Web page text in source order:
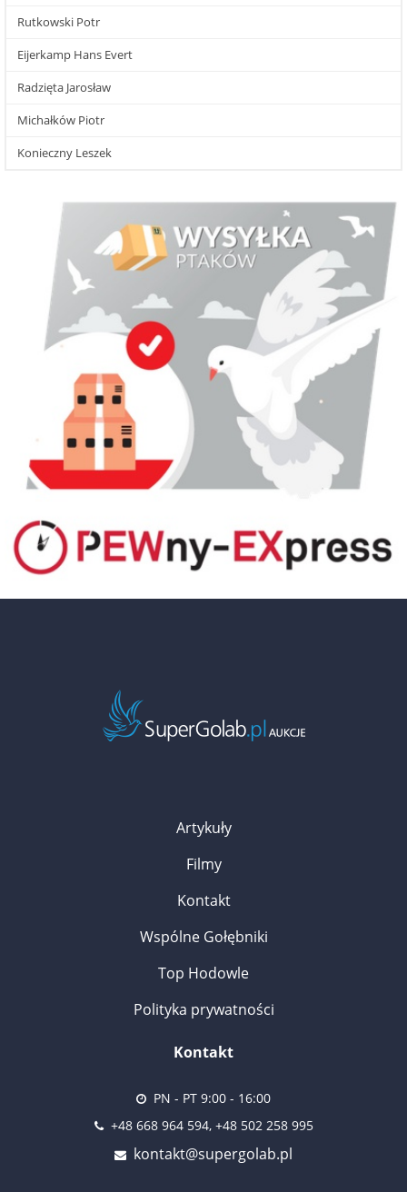
Rutkowski Potr
Eijerkamp Hans Evert
Radzięta Jarosław
Michałków Piotr
Konieczny Leszek
Artykuły
Filmy
Kontakt
Wspólne Gołębniki
Top Hodowle
Polityka prywatności
Kontakt
PN - PT 9:00 - 16:00
+48 668 964 594, +48 502 258 995
kontakt@supergolab.pl